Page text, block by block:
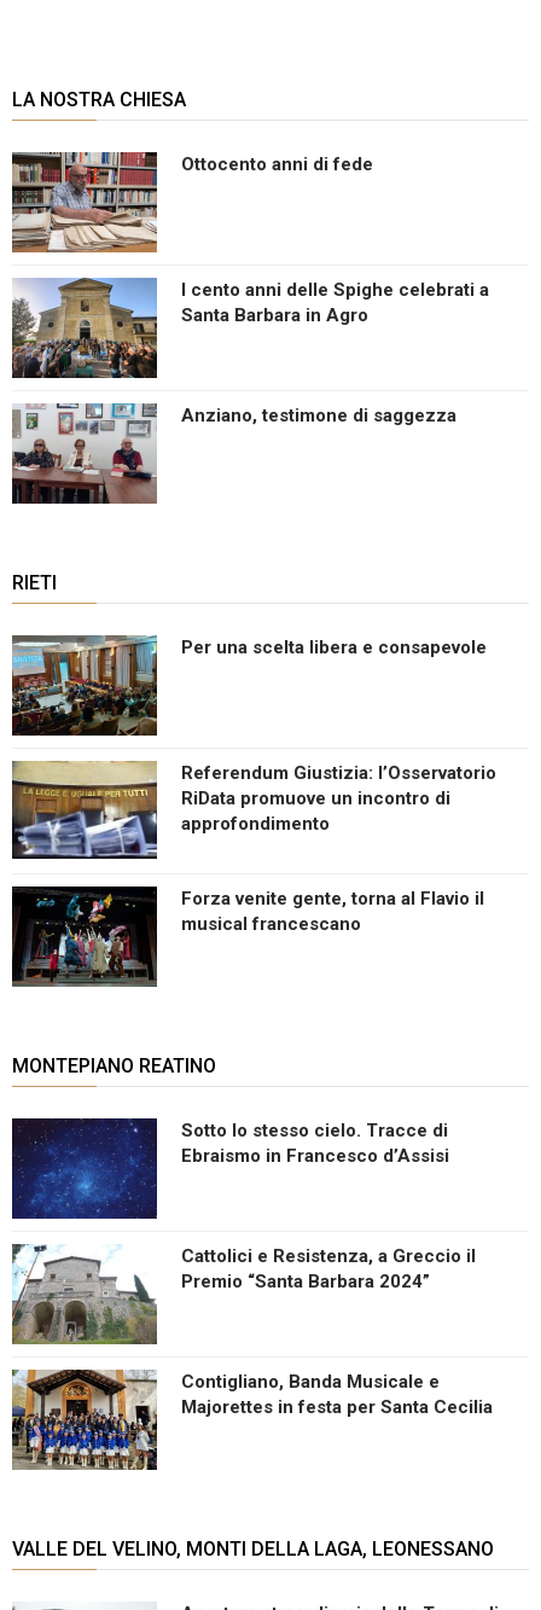
LA NOSTRA CHIESA
Ottocento anni di fede
I cento anni delle Spighe celebrati a
Santa Barbara in Agro
Anziano, testimone di saggezza
RIETI
Per una scelta libera e consapevole
Referendum Giustizia: l’Osservatorio
RiData promuove un incontro di
approfondimento
Forza venite gente, torna al Flavio il
musical francescano
MONTEPIANO REATINO
Sotto lo stesso cielo. Tracce di
Ebraismo in Francesco d’Assisi
Cattolici e Resistenza, a Greccio il
Premio “Santa Barbara 2024”
Contigliano, Banda Musicale e
Majorettes in festa per Santa Cecilia
VALLE DEL VELINO, MONTI DELLA LAGA, LEONESSANO